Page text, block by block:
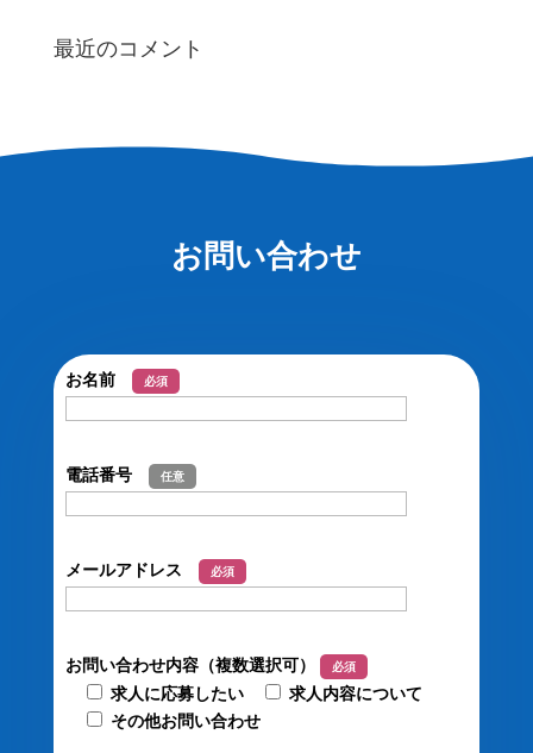
最近のコメント
お問い合わせ
お名前 必須
電話番号 任意
メールアドレス 必須
お問い合わせ内容（複数選択可） 必須
求人に応募したい
求人内容について
その他お問い合わせ